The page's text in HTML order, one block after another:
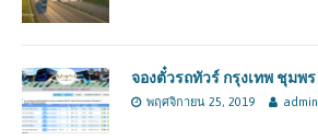
จองตั๋วรถทัวร์ กรุงเทพ ชุมพร
พฤศจิกายน 25, 2019 admin